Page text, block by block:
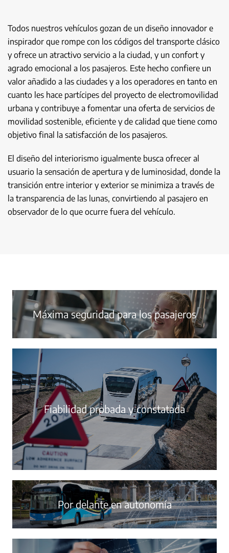
Todos nuestros vehículos gozan de un diseño innovador e
inspirador que rompe con los códigos del transporte clásico
y ofrece un atractivo servicio a la ciudad, y un confort y
agrado emocional a los pasajeros. Este hecho confiere un
valor añadido a las ciudades y a los operadores en tanto en
cuanto les hace partícipes del proyecto de electromovilidad
urbana y contribuye a fomentar una oferta de servicios de
movilidad sostenible, eficiente y de calidad que tiene como
objetivo final la satisfacción de los pasajeros.
El diseño del interiorismo igualmente busca ofrecer al
usuario la sensación de apertura y de luminosidad, donde la
transición entre interior y exterior se minimiza a través de
la transparencia de las lunas, convirtiendo al pasajero en
observador de lo que ocurre fuera del vehículo.
Máxima seguridad para los pasajeros
Fiabilidad probada y constatada
Por delante en autonomía